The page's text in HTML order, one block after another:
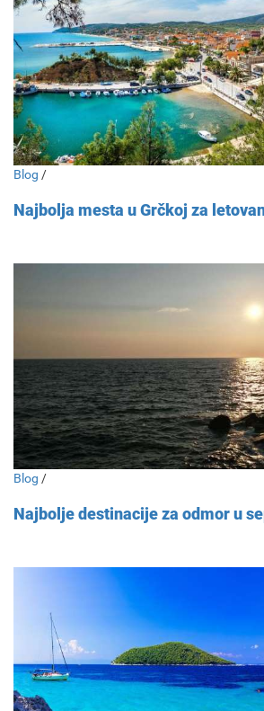
Blog /
Najbolja mesta u Grčkoj za
Blog /
Najbolje destinacije za odmor u